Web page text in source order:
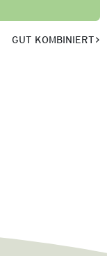
GUT KOMBINIERT